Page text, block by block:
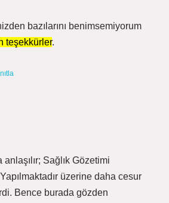
bazılarını benimsemiyorum
teşekkürler.
Sağlık Gözetimi
üzerine daha cesur
Bence burada gözden